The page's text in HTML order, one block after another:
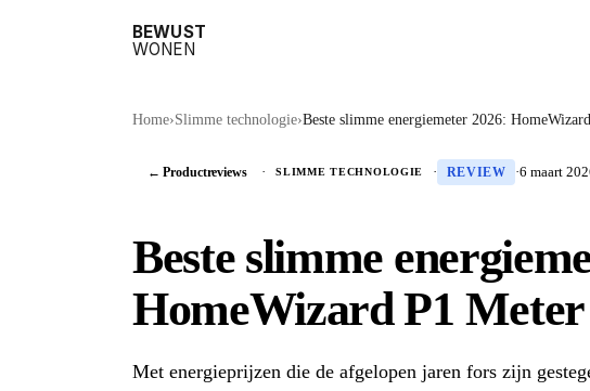
BEWUST
WONEN
Home›Slimme technologie›Beste slimme energiemeter 2026:
← Productreviews · SLIMME TECHNOLOGIE · REVIEW ·6 maart
Beste slimme
HomeWizard P1
Met energieprijzen die de afgelopen jaren fors zijn